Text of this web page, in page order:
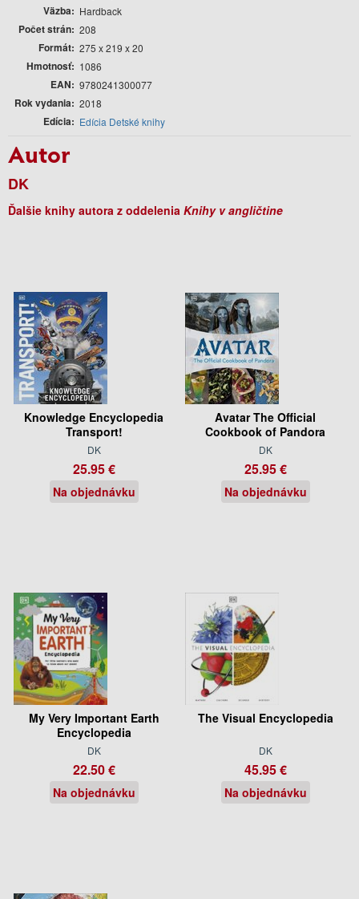
Väzba Hardback
Počet strán 208
Formát 275 x 219 x 20
Hmotnosť 1086
EAN 9780241300077
Rok vydania 2018
Edícia Edícia Detské knihy
Autor
DK
Ďalšie knihy autora z oddelenia Knihy v angličtine
Knowledge Encyclopedia
Transport!
DK
25.95 €
Na objednávku
Avatar The Official
Cookbook of Pandora
DK
25.95 €
Na objednávku
My Very Important Earth
Encyclopedia
DK
22.50 €
Na objednávku
The Visual Encyclopedia
DK
45.95 €
Na objednávku